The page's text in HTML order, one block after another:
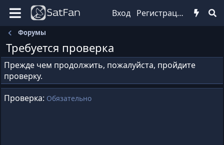
Вход Регистрация
Форумы
Требуется проверка
Прежде чем продолжить, пожалуйста, пройдите
проверку.
Проверка Обязательно